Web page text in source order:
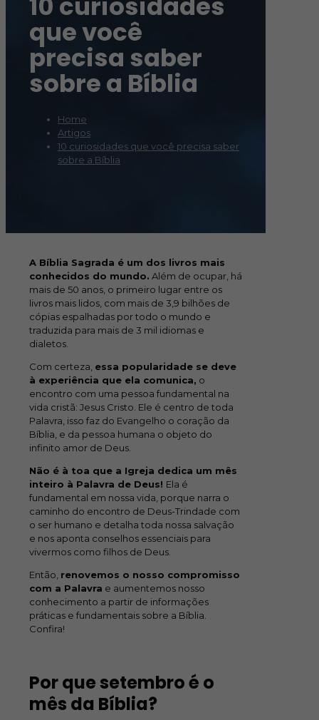
que você
precisa saber
sobre a Bíblia
Home
Artigos
10 curiosidades que você precisa saber
sobre a Bíblia
A Bíblia Sagrada é um dos livros mais
conhecidos do mundo. Além de ocupar, há
mais de 50 anos, o primeiro lugar entre os
livros mais lidos, com mais de 3,9 bilhões de
cópias espalhadas por todo o mundo e
traduzida para mais de 3 mil idiomas e
dialetos.
Com certeza, essa popularidade se deve
à experiência que ela comunica, o
encontro com uma pessoa fundamental na
vida cristã: Jesus Cristo. Ele é centro de toda
Palavra, isso faz do Evangelho o coração da
Bíblia, e da pessoa humana o objeto do
infinito amor de Deus.
Não é à toa que a Igreja dedica um mês
inteiro à Palavra de Deus! Ela é
fundamental em nossa vida, porque narra o
caminho do encontro de Deus-Trindade com
o ser humano e detalha toda nossa salvação
e nos aponta conselhos essenciais para
vivermos como filhos de Deus.
Então, renovemos o nosso compromisso
com a Palavra e aumentemos nosso
conhecimento a partir de informações
práticas e fundamentais sobre a Bíblia.
Confira!
Por que setembro é o
mês da Bíblia?